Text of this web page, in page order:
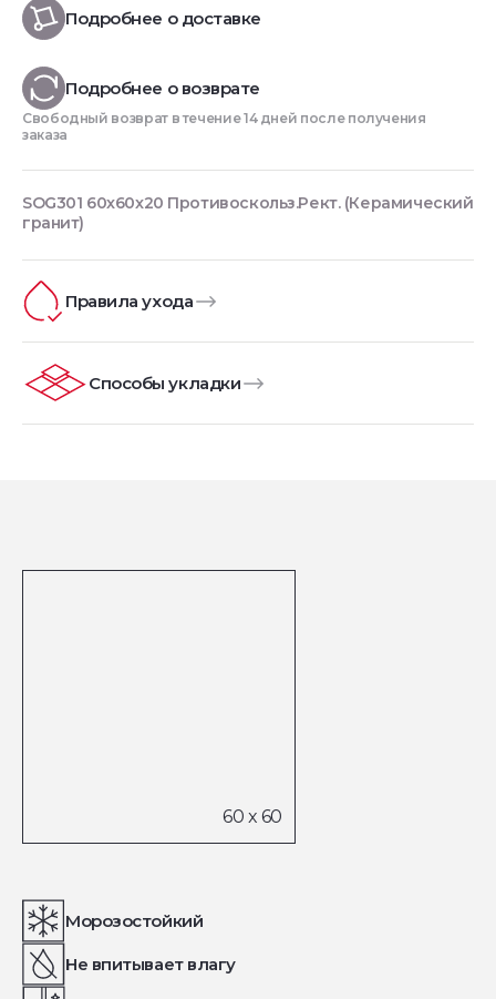
Подробнее о доставке
Подробнее о возврате
Свободный возврат в течение 14 дней после получения
заказа
SOG301 60x60x20 Противоскольз.Рект. (Керамический
гранит)
Правила ухода
Способы укладки
Морозостойкий
Не впитывает влагу